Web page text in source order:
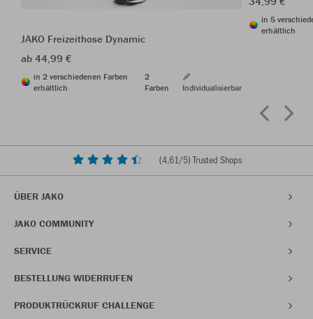
JAKO Freizeithose Dynamic
ab 44,99 €
in 2 verschiedenen Farben
erhältlich
2
Farben
Individualisierbar
in 5
erhältlich
(4,61/5) Trusted Shops
ÜBER JAKO
JAKO COMMUNITY
SERVICE
BESTELLUNG WIDERRUFEN
PRODUKTRÜCKRUF CHALLENGE